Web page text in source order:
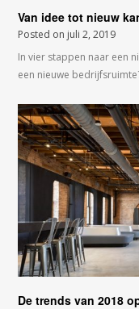
Van idee tot nieuw
Posted on juli 2, 2019
In vier stappen naar een
een nieuwe
De trends van 2018